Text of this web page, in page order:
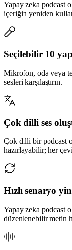
Yapay zeka podcast
içeriğin yeniden
Seçilebilir 10
Mikrofon, oda veya
sesleri karşılaştırın.
Çok dilli ses
Çok dilli bir podcast
hazırlayabilir; her
Hızlı senaryo
Yapay zeka podcast
düzenlenebilir metin